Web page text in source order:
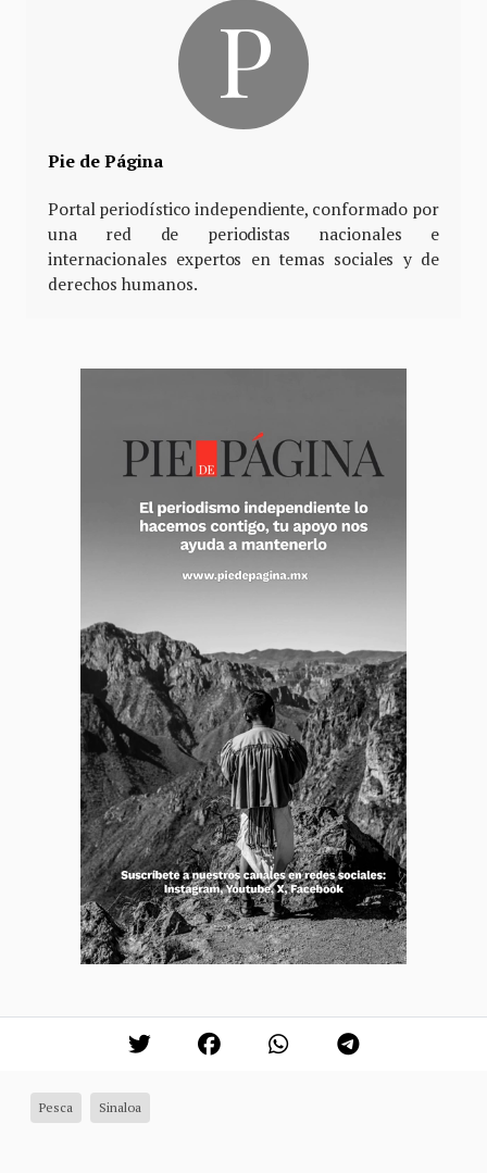
Pie de Página
Portal periodístico independiente, conformado por
una red de periodistas nacionales e
internacionales expertos en temas sociales y de
derechos humanos.
Pesca Sinaloa